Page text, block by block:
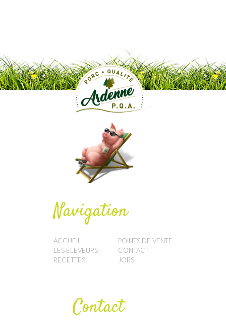
Navigation
ACCUEIL
LES ÉLEVEURS
RECETTES
POINTS DE VENTE
CONTACT
JOBS
Contact